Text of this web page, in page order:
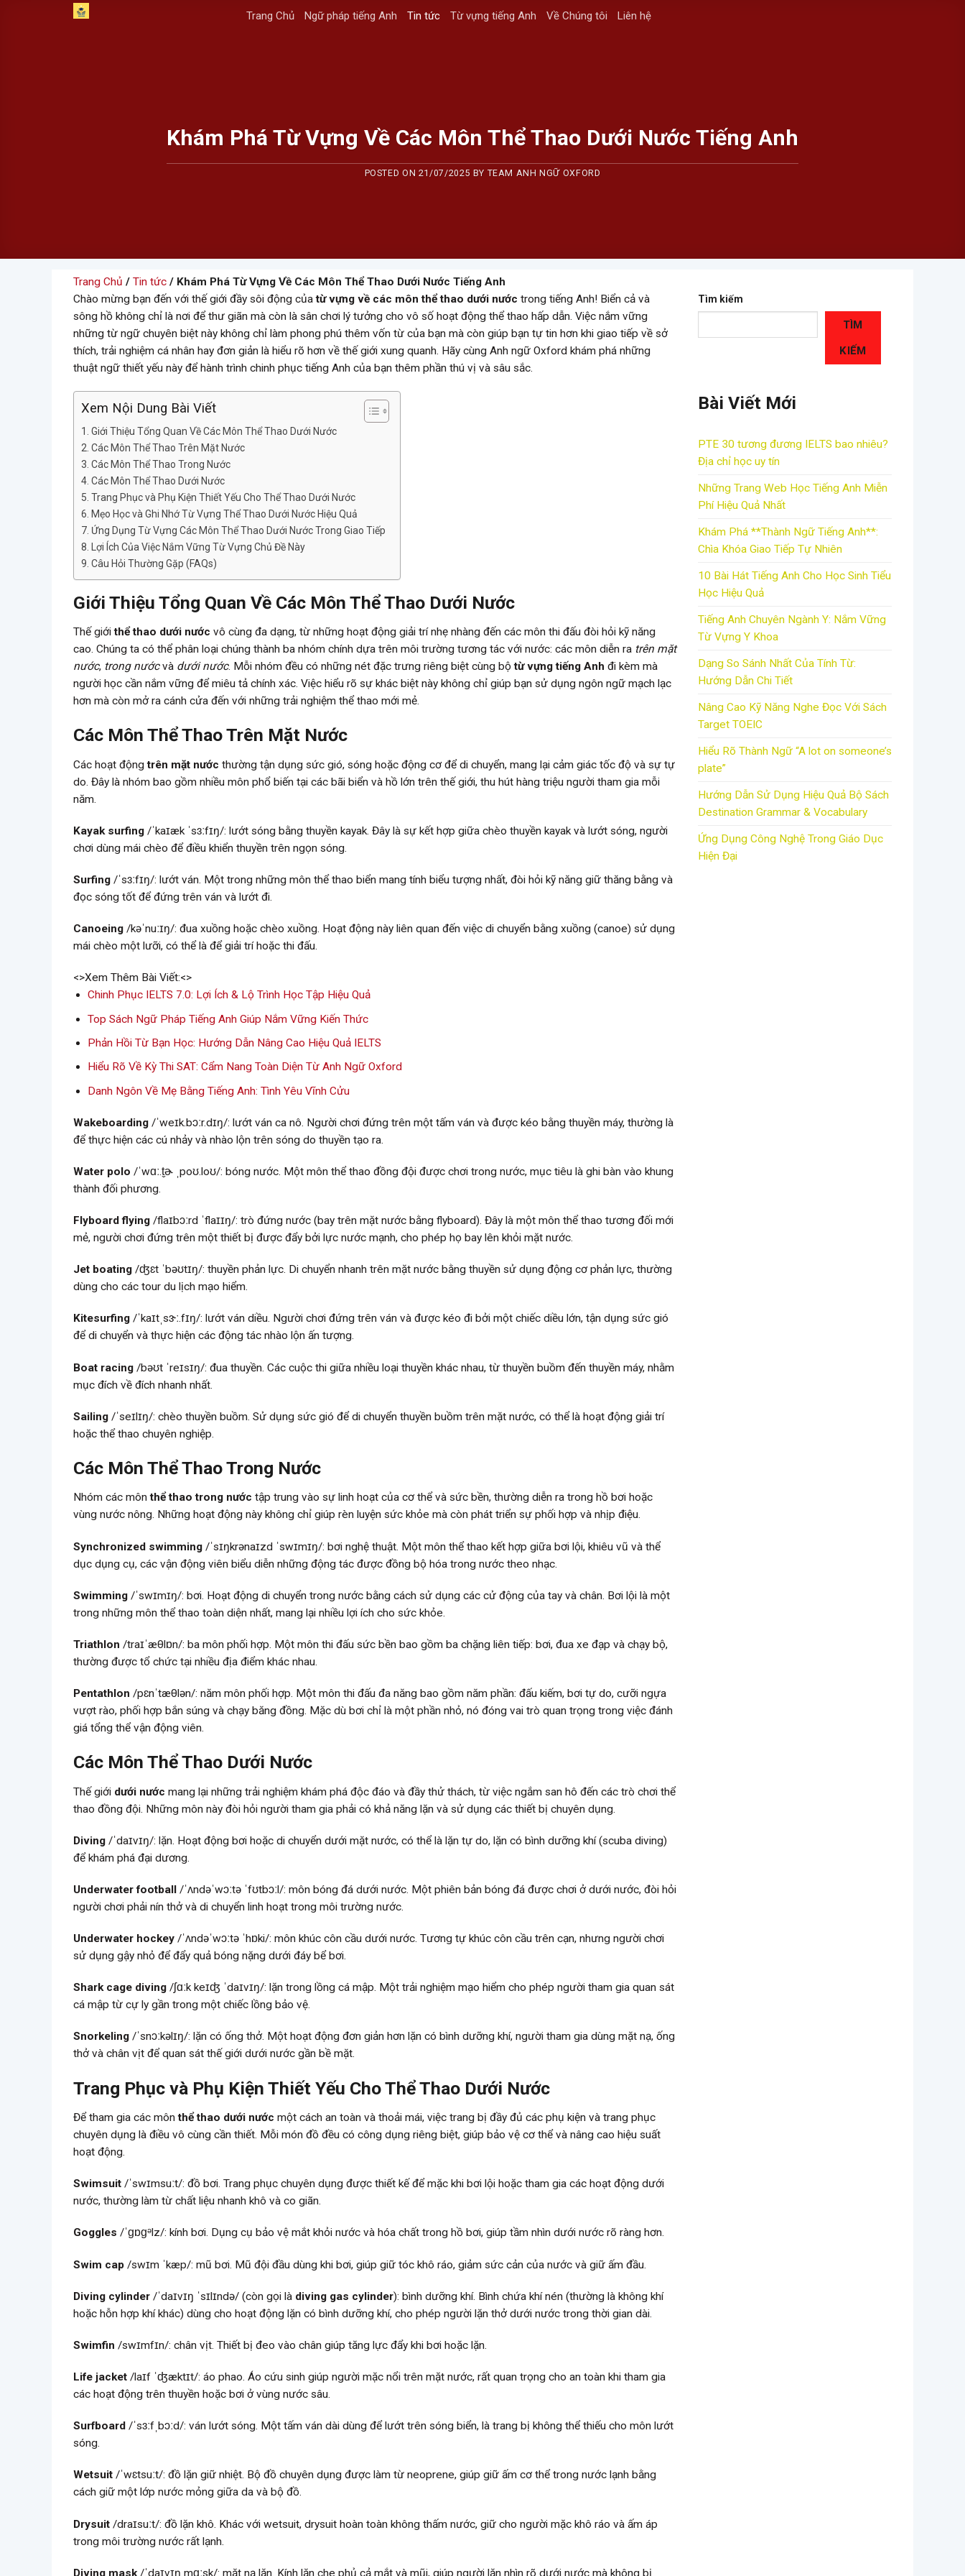
Trang Chủ Ngữ pháp tiếng Anh Tin tức Từ vựng tiếng Anh Về Chúng tôi Liên hệ
Khám Phá Từ Vựng Về Các Môn Thể Thao Dưới Nước Tiếng Anh
POSTED ON 21/07/2025 BY TEAM ANH NGỮ OXFORD
Trang Chủ / Tin tức / Khám Phá Từ Vựng Về Các Môn Thể Thao Dưới Nước Tiếng Anh
Chào mừng bạn đến với thế giới đầy sôi động củatừ vựng về các môn thể thao dưới nước trong tiếng Anh! Biển cả và
sông hồ không chỉ là nơi để thư giãn mà còn là sân chơi lý tưởng cho vô số hoạt động thể thao hấp dẫn. Việc nắm vững
những từ ngữ chuyên biệt này không chỉ làm phong phú thêm vốn từ của bạn mà còn giúp bạn tự tin hơn khi giao tiếp về sở
thích, trải nghiệm cá nhân hay đơn giản là hiểu rõ hơn về thế giới xung quanh. Hãy cùng Anh ngữ Oxford khám phá những
thuật ngữ thiết yếu này để hành trình chinh phục tiếng Anh của bạn thêm phần thú vị và sâu sắc.
Xem Nội Dung Bài Viết
Giới Thiệu Tổng Quan Về Các Môn Thể Thao Dưới Nước
Các Môn Thể Thao Trên Mặt Nước
Các Môn Thể Thao Trong Nước
Các Môn Thể Thao Dưới Nước
Trang Phục và Phụ Kiện Thiết Yếu Cho Thể Thao Dưới Nước
Mẹo Học và Ghi Nhớ Từ Vựng Thể Thao Dưới Nước Hiệu Quả
Ứng Dụng Từ Vựng Các Môn Thể Thao Dưới Nước Trong Giao Tiếp
Lợi Ích Của Việc Nắm Vững Từ Vựng Chủ Đề Này
Câu Hỏi Thường Gặp (FAQs)
Giới Thiệu Tổng Quan Về Các Môn Thể Thao Dưới Nước
Thế giớithể thao dưới nước vô cùng đa dạng, từ những hoạt động giải trí nhẹ nhàng đến các môn thi đấu đòi hỏi kỹ năng
cao. Chúng ta có thể phân loại chúng thành ba nhóm chính dựa trên môi trường tương tác với nước: các môn diễn ra trên mặt
nước, trong nướcvà dưới nước. Mỗi nhóm đều có những nét đặc trưng riêng biệt cùng bộtừ vựng tiếng Anh đi kèm mà
người học cần nắm vững để miêu tả chính xác. Việc hiểu rõ sự khác biệt này không chỉ giúp bạn sử dụng ngôn ngữ mạch lạc
hơn mà còn mở ra cánh cửa đến với những trải nghiệm thể thao mới mẻ.
Các Môn Thể Thao Trên Mặt Nước
Các hoạt độngtrên mặt nước thường tận dụng sức gió, sóng hoặc động cơ để di chuyển, mang lại cảm giác tốc độ và sự tự
do. Đây là nhóm bao gồm nhiều môn phổ biến tại các bãi biển và hồ lớn trên thế giới, thu hút hàng triệu người tham gia mỗi
năm.
Kayak surfing /ˈkaɪæk ˈsɜːfɪŋ/: lướt sóng bằng thuyền kayak. Đây là sự kết hợp giữa chèo thuyền kayak và lướt sóng, người
chơi dùng mái chèo để điều khiển thuyền trên ngọn sóng.
Surfing /ˈsɜːfɪŋ/: lướt ván. Một trong những môn thể thao biển mang tính biểu tượng nhất, đòi hỏi kỹ năng giữ thăng bằng và
đọc sóng tốt để đứng trên ván và lướt đi.
Canoeing /kəˈnuːɪŋ/: đua xuồng hoặc chèo xuồng. Hoạt động này liên quan đến việc di chuyển bằng xuồng (canoe) sử dụng
mái chèo một lưỡi, có thể là để giải trí hoặc thi đấu.
<>Xem Thêm Bài Viết:<>
Chinh Phục IELTS 7.0: Lợi Ích & Lộ Trình Học Tập Hiệu Quả
Top Sách Ngữ Pháp Tiếng Anh Giúp Nắm Vững Kiến Thức
Phản Hồi Từ Bạn Học: Hướng Dẫn Nâng Cao Hiệu Quả IELTS
Hiểu Rõ Về Kỳ Thi SAT: Cẩm Nang Toàn Diện Từ Anh Ngữ Oxford
Danh Ngôn Về Mẹ Bằng Tiếng Anh: Tình Yêu Vĩnh Cửu
Wakeboarding /ˈweɪk.bɔːr.dɪŋ/: lướt ván ca nô. Người chơi đứng trên một tấm ván và được kéo bằng thuyền máy, thường là
để thực hiện các cú nhảy và nhào lộn trên sóng do thuyền tạo ra.
Water polo /ˈwɑː.t̬ɚ ˌpoʊ.loʊ/: bóng nước. Một môn thể thao đồng đội được chơi trong nước, mục tiêu là ghi bàn vào khung
thành đối phương.
Flyboard flying /flaɪbɔːrd ˈflaɪɪŋ/: trò đứng nước (bay trên mặt nước bằng flyboard). Đây là một môn thể thao tương đối mới
mẻ, người chơi đứng trên một thiết bị được đẩy bởi lực nước mạnh, cho phép họ bay lên khỏi mặt nước.
Jet boating /ʤɛt ˈbəʊtɪŋ/: thuyền phản lực. Di chuyển nhanh trên mặt nước bằng thuyền sử dụng động cơ phản lực, thường
dùng cho các tour du lịch mạo hiểm.
Kitesurfing /ˈkaɪtˌsɝː.fɪŋ/: lướt ván diều. Người chơi đứng trên ván và được kéo đi bởi một chiếc diều lớn, tận dụng sức gió
để di chuyển và thực hiện các động tác nhào lộn ấn tượng.
Boat racing /bəʊt ˈreɪsɪŋ/: đua thuyền. Các cuộc thi giữa nhiều loại thuyền khác nhau, từ thuyền buồm đến thuyền máy, nhằm
mục đích về đích nhanh nhất.
Sailing /ˈseɪlɪŋ/: chèo thuyền buồm. Sử dụng sức gió để di chuyển thuyền buồm trên mặt nước, có thể là hoạt động giải trí
hoặc thể thao chuyên nghiệp.
Các Môn Thể Thao Trong Nước
Nhóm các mônthể thao trong nước tập trung vào sự linh hoạt của cơ thể và sức bền, thường diễn ra trong hồ bơi hoặc
vùng nước nông. Những hoạt động này không chỉ giúp rèn luyện sức khỏe mà còn phát triển sự phối hợp và nhịp điệu.
Synchronized swimming /ˈsɪŋkrənaɪzd ˈswɪmɪŋ/: bơi nghệ thuật. Một môn thể thao kết hợp giữa bơi lội, khiêu vũ và thể
dục dụng cụ, các vận động viên biểu diễn những động tác được đồng bộ hóa trong nước theo nhạc.
Swimming /ˈswɪmɪŋ/: bơi. Hoạt động di chuyển trong nước bằng cách sử dụng các cử động của tay và chân. Bơi lội là một
trong những môn thể thao toàn diện nhất, mang lại nhiều lợi ích cho sức khỏe.
Triathlon /traɪˈæθlɒn/: ba môn phối hợp. Một môn thi đấu sức bền bao gồm ba chặng liên tiếp: bơi, đua xe đạp và chạy bộ,
thường được tổ chức tại nhiều địa điểm khác nhau.
Pentathlon /pɛnˈtæθlən/: năm môn phối hợp. Một môn thi đấu đa năng bao gồm năm phần: đấu kiếm, bơi tự do, cưỡi ngựa
vượt rào, phối hợp bắn súng và chạy băng đồng. Mặc dù bơi chỉ là một phần nhỏ, nó đóng vai trò quan trọng trong việc đánh
giá tổng thể vận động viên.
Các Môn Thể Thao Dưới Nước
Thế giới dưới nước mang lại những trải nghiệm khám phá độc đáo và đầy thử thách, từ việc ngắm san hô đến các trò chơi thể
thao đồng đội. Những môn này đòi hỏi người tham gia phải có khả năng lặn và sử dụng các thiết bị chuyên dụng.
Diving /ˈdaɪvɪŋ/: lặn. Hoạt động bơi hoặc di chuyển dưới mặt nước, có thể là lặn tự do, lặn có bình dưỡng khí (scuba diving)
để khám phá đại dương.
Underwater football /ˈʌndəˈwɔːtə ˈfʊtbɔːl/: môn bóng đá dưới nước. Một phiên bản bóng đá được chơi ở dưới nước, đòi hỏi
người chơi phải nín thở và di chuyển linh hoạt trong môi trường nước.
Underwater hockey /ˈʌndəˈwɔːtə ˈhɒki/: môn khúc côn cầu dưới nước. Tương tự khúc côn cầu trên cạn, nhưng người chơi
sử dụng gậy nhỏ để đẩy quả bóng nặng dưới đáy bể bơi.
Shark cage diving /ʃɑːk keɪʤ ˈdaɪvɪŋ/: lặn trong lồng cá mập. Một trải nghiệm mạo hiểm cho phép người tham gia quan sát
cá mập từ cự ly gần trong một chiếc lồng bảo vệ.
Snorkeling /ˈsnɔːkəlɪŋ/: lặn có ống thở. Một hoạt động đơn giản hơn lặn có bình dưỡng khí, người tham gia dùng mặt nạ, ống
thở và chân vịt để quan sát thế giới dưới nước gần bề mặt.
Trang Phục và Phụ Kiện Thiết Yếu Cho Thể Thao Dưới Nước
Để tham gia các mônthể thao dưới nước một cách an toàn và thoải mái, việc trang bị đầy đủ các phụ kiện và trang phục
chuyên dụng là điều vô cùng cần thiết. Mỗi món đồ đều có công dụng riêng biệt, giúp bảo vệ cơ thể và nâng cao hiệu suất
hoạt động.
Swimsuit /ˈswɪmsuːt/: đồ bơi. Trang phục chuyên dụng được thiết kế để mặc khi bơi lội hoặc tham gia các hoạt động dưới
nước, thường làm từ chất liệu nhanh khô và co giãn.
Goggles /ˈɡɒɡᵊlz/: kính bơi. Dụng cụ bảo vệ mắt khỏi nước và hóa chất trong hồ bơi, giúp tầm nhìn dưới nước rõ ràng hơn.
Swim cap /swɪm ˈkæp/: mũ bơi. Mũ đội đầu dùng khi bơi, giúp giữ tóc khô ráo, giảm sức cản của nước và giữ ấm đầu.
Diving cylinder /ˈdaɪvɪŋ ˈsɪlɪndə/ (còn gọi là diving gas cylinder): bình dưỡng khí. Bình chứa khí nén (thường là không khí
hoặc hỗn hợp khí khác) dùng cho hoạt động lặn có bình dưỡng khí, cho phép người lặn thở dưới nước trong thời gian dài.
Swimfin /swɪmfɪn/: chân vịt. Thiết bị đeo vào chân giúp tăng lực đẩy khi bơi hoặc lặn.
Life jacket /laɪf ˈʤæktɪt/: áo phao. Áo cứu sinh giúp người mặc nổi trên mặt nước, rất quan trọng cho an toàn khi tham gia
các hoạt động trên thuyền hoặc bơi ở vùng nước sâu.
Surfboard /ˈsɜːfˌbɔːd/: ván lướt sóng. Một tấm ván dài dùng để lướt trên sóng biển, là trang bị không thể thiếu cho môn lướt
sóng.
Wetsuit /ˈwɛtsuːt/: đồ lặn giữ nhiệt. Bộ đồ chuyên dụng được làm từ neoprene, giúp giữ ấm cơ thể trong nước lạnh bằng
cách giữ một lớp nước mỏng giữa da và bộ đồ.
Drysuit /draɪsuːt/: đồ lặn khô. Khác với wetsuit, drysuit hoàn toàn không thấm nước, giữ cho người mặc khô ráo và ấm áp
trong môi trường nước rất lạnh.
Diving mask /ˈdaɪvɪŋ mɑːsk/: mặt nạ lặn. Kính lặn che phủ cả mắt và mũi, giúp người lặn nhìn rõ dưới nước mà không bị
Tìm kiếm
TÌM
KIẾM
Bài Viết Mới
PTE 30 tương đương IELTS bao nhiêu?
Địa chỉ học uy tín
Những Trang Web Học Tiếng Anh Miễn
Phí Hiệu Quả Nhất
Khám Phá **Thành Ngữ Tiếng Anh**:
Chìa Khóa Giao Tiếp Tự Nhiên
10 Bài Hát Tiếng Anh Cho Học Sinh Tiểu
Học Hiệu Quả
Tiếng Anh Chuyên Ngành Y: Nắm Vững
Từ Vựng Y Khoa
Dạng So Sánh Nhất Của Tính Từ:
Hướng Dẫn Chi Tiết
Nâng Cao Kỹ Năng Nghe Đọc Với Sách
Target TOEIC
Hiểu Rõ Thành Ngữ “A lot on someone’s
plate”
Hướng Dẫn Sử Dụng Hiệu Quả Bộ Sách
Destination Grammar & Vocabulary
Ứng Dụng Công Nghệ Trong Giáo Dục
Hiện Đại